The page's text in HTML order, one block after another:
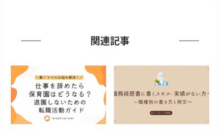
関連記事